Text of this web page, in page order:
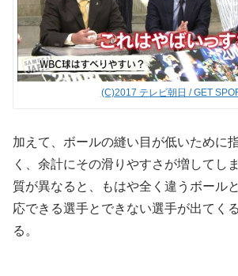
(C)2017 テレビ朝日 / GET
加えて、ボールの縫い目が低いために
く、余計にその滑りやすさが増してし
質が異なると、もはや全く違うボール
応できる選手とできない選手が出てく
る。